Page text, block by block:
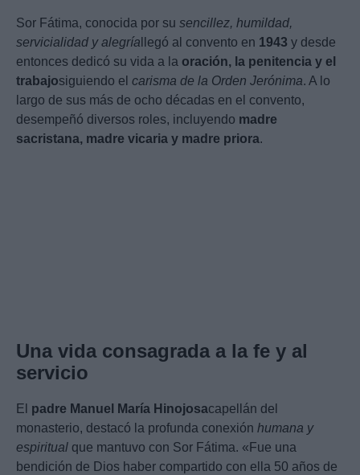
Sor Fátima, conocida por su sencillez, humildad,
servicialidad y alegría llegó al convento en 1943 y desde
entonces dedicó su vida a la oración, la penitencia y el
trabajosiguiendo el carisma de la Orden Jerónima. A lo
largo de sus más de ocho décadas en el convento,
desempeñó diversos roles, incluyendo madre
sacristana, madre vicaria y madre priora.
Una vida consagrada a la fe y al
servicio
El padre Manuel María Hinojosacapellán del
monasterio, destacó la profunda conexión humana y
espiritual que mantuvo con Sor Fátima. «Fue una
bendición de Dios haber compartido con ella 50 años de